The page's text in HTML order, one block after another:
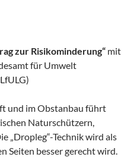
zur Risikominderung“ mit
für Umwelt
und im Obstanbau führt
Naturschützern,
„Dropleg“-Technik wird als
Seiten besser gerecht wird.